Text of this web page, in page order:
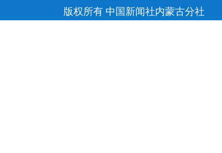
版权所有 中国新闻社内蒙古分社